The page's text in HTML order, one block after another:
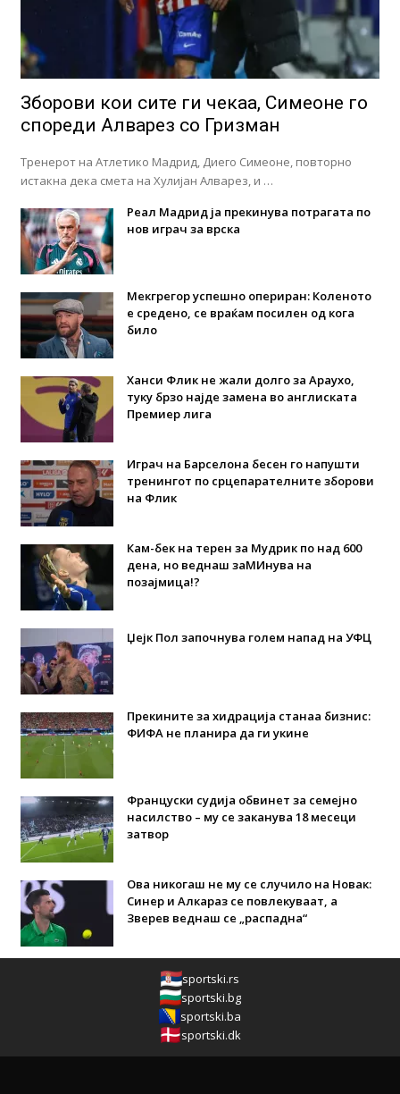
Зборови кои сите ги чекаа, Симеоне го
спореди Алварез со Гризман
Тренерот на Атлетико Мадрид, Диего Симеоне, повторно
истакна дека смета на Хулијан Алварез, и …
Реал Мадрид ја прекинува потрагата по
нов играч за врска
Мекгрегор успешно опериран: Коленото
е средено, се враќам посилен од кога
било
Ханси Флик не жали долго за Араухо,
туку брзо најде замена во англиската
Премиер лига
Играч на Барселона бесен го напушти
тренингот по срцепарателните зборови
на Флик
Кам-бек на терен за Мудрик по над 600
дена, но веднаш заМИнува на
позајмица!?
Џејк Пол започнува голем напад на УФЦ
Прекините за хидрација станаа бизнис:
ФИФА не планира да ги укине
Француски судија обвинет за семејно
насилство – му се заканува 18 месеци
затвор
Ова никогаш не му се случило на Новак:
Синер и Алкараз се повлекуваат, а
Зверев веднаш се „распадна“
sportski.rs
sportski.bg
sportski.ba
sportski.dk